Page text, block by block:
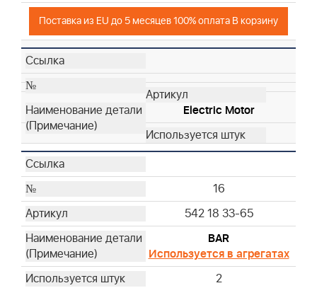
Поставка из EU до 5 месяцев 100% оплата В корзину
Electric Motor
16
542 18 33-65
BAR
Используется в агрегатах
2